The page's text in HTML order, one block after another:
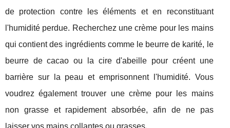
de protection contre les éléments et en reconstituant
l'humidité perdue. Recherchez une crème pour les mains
qui contient des ingrédients comme le beurre de karité, le
beurre de cacao ou la cire d'abeille pour créent une
barrière sur la peau et emprisonnent l'humidité. Vous
voudrez également trouver une crème pour les mains
non grasse et rapidement absorbée, afin de ne pas
laisser vos mains collantes ou grasses.